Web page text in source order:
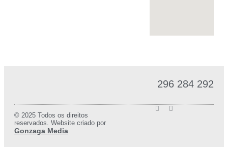
296 284 292
© 2025 Todos os direitos
reservados. Website criado por
Gonzaga Media